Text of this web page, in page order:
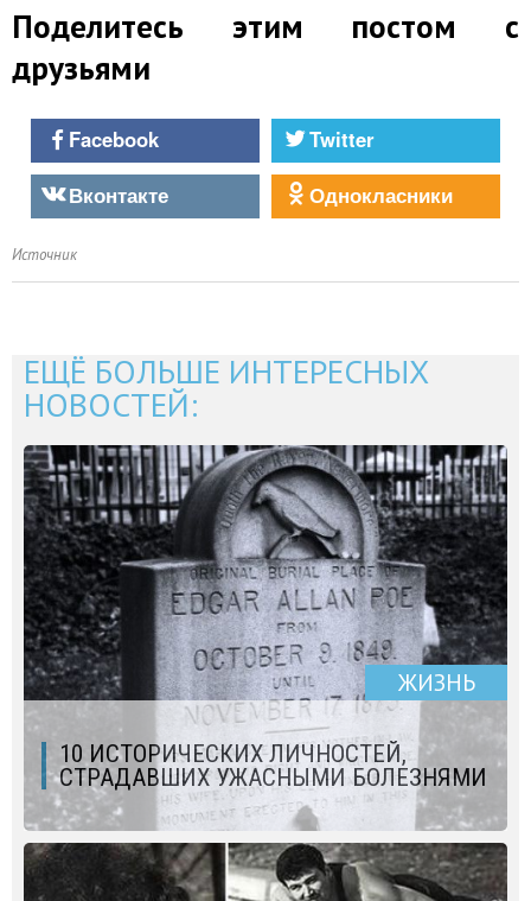
Поделитесь этим постом с
друзьями
Facebook
Twitter
Вконтакте
Однокласники
Источник
ЕЩЁ БОЛЬШЕ ИНТЕРЕСНЫХ
НОВОСТЕЙ:
ЖИЗНЬ
10 ИСТОРИЧЕСКИХ ЛИЧНОСТЕЙ,
СТРАДАВШИХ УЖАСНЫМИ БОЛЕЗНЯМИ